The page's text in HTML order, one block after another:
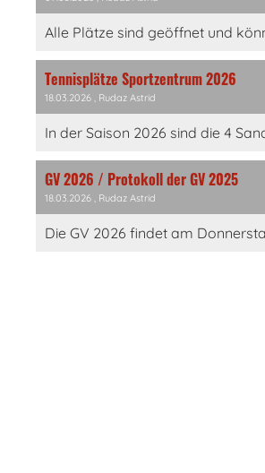
Alle Plätze sind geöffnet und
Tennisplätze Sportzentrum 2026
18.03.2026 , Rudaz Astrid
In der Saison 2026 sind die 4
GV 2026 / Protokoll der GV 2025
18.03.2026 , Rudaz Astrid
Die GV 2026 findet am